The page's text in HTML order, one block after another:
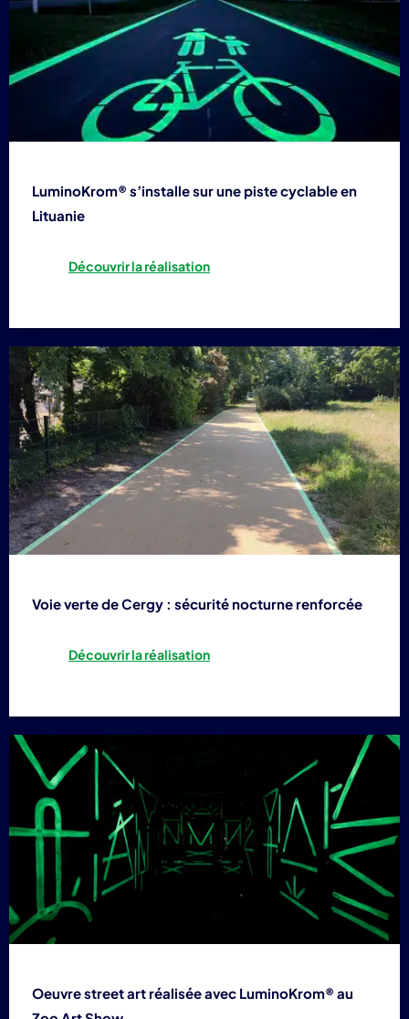
LuminoKrom® s’installe sur une piste cyclable en
Lituanie
Découvrir la réalisation
Voie verte de Cergy : sécurité nocturne renforcée
Découvrir la réalisation
Oeuvre street art réalisée avec LuminoKrom® au